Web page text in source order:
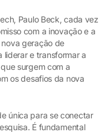
Paulo Beck, cada vez
com a inovação e a
geração de
liderar e transformar a
surgem com a
os desafios da nova
única para se conectar
É fundamental